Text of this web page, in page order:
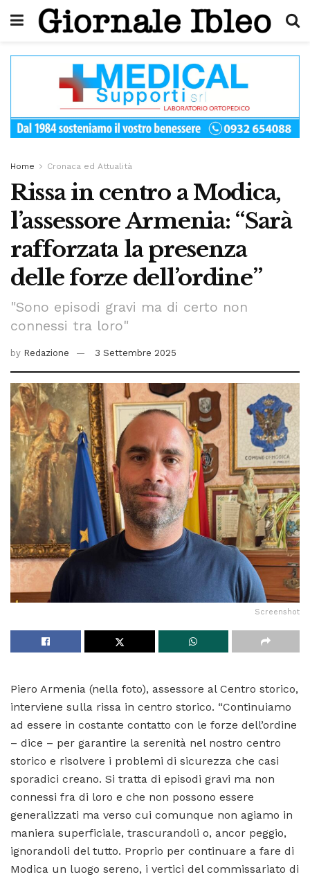
Home Cronaca ed Attualità
Rissa in centro a Modica,
l’assessore Armenia: “Sarà
rafforzata la presenza
delle forze dell’ordine”
"Sono episodi gravi ma di certo non
connessi tra loro"
by Redazione 3 Settembre 2025
Screenshot
Piero Armenia (nella foto), assessore al Centro storico,
interviene sulla rissa in centro storico. “Continuiamo
ad essere in costante contatto con le forze dell’ordine
– dice – per garantire la serenità nel nostro centro
storico e risolvere i problemi di sicurezza che casi
sporadici creano. Si tratta di episodi gravi ma non
connessi fra di loro e che non possono essere
generalizzati ma verso cui comunque non agiamo in
maniera superficiale, trascurandoli o, ancor peggio,
ignorandoli del tutto. Proprio per continuare a fare di
Modica un luogo sereno, i vertici del commissariato di